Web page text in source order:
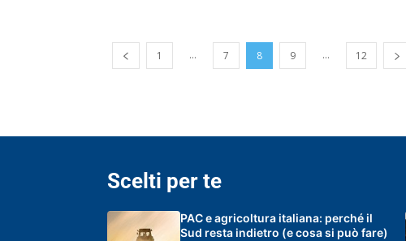
1 ... 7 8 9 ... 12
Scelti per te
PAC e agricoltura italiana: perché il
Sud resta indietro (e cosa si può fare)